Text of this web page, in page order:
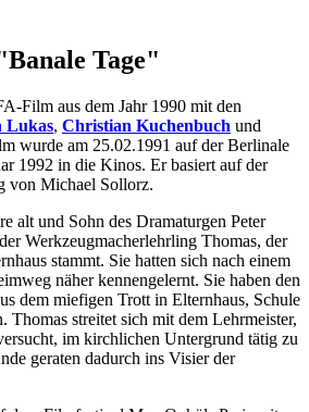
Tage"
Film aus dem Jahr 1990 mit den
Lukas, Christian Kuchenbuch und
wurde am 25.02.1991 auf der Berlinale
1992 in die Kinos. Er basiert auf der
von Michael Sollorz.
alt und Sohn des Dramaturgen Peter
Werkzeugmacherlehrling Thomas, der
stammt. Sie hatten sich nach einem
näher kennengelernt. Sie haben den
dem miefigen Trott in Elternhaus, Schule
Thomas streitet sich mit dem Lehrmeister,
im kirchlichen Untergrund tätig zu
geraten dadurch ins Visier der